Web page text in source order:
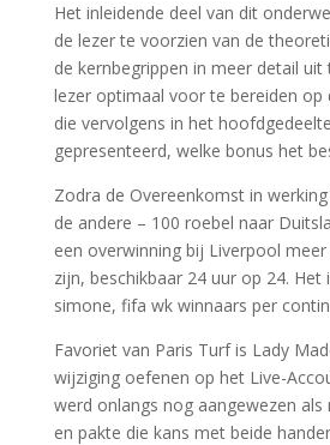
Het inleidende deel van dit
de lezer te voorzien van de
de kernbegrippen in meer detail
lezer optimaal voor te bereiden op
die vervolgens in het
gepresenteerd, welke bonus het
Zodra de Overeenkomst in
de andere – 100 roebel naar
een overwinning bij Liverpool
zijn, beschikbaar 24 uur op 24. Het
simone, fifa wk winnaars per
Favoriet van Paris Turf is Lady
wijziging oefenen op het Live-
werd onlangs nog aangewezen als
en pakte die kans met beide